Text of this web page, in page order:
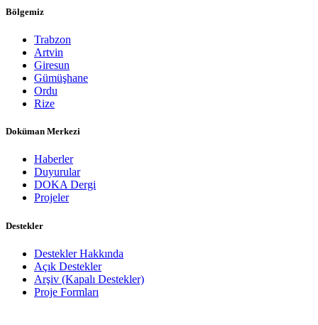
Bölgemiz
Trabzon
Artvin
Giresun
Gümüşhane
Ordu
Rize
Doküman Merkezi
Haberler
Duyurular
DOKA Dergi
Projeler
Destekler
Destekler Hakkında
Açık Destekler
Arşiv (Kapalı Destekler)
Proje Formları